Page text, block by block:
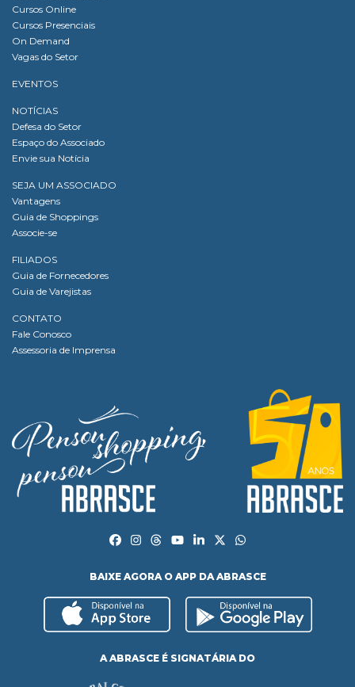
Cursos Online
Cursos Presenciais
On Demand
Vagas do Setor
EVENTOS
NOTÍCIAS
Defesa do Setor
Espaço do Associado
Envie sua Notícia
SEJA UM ASSOCIADO
Vantagens
Guia de Shoppings
Associe-se
FILIADOS
Guia de Fornecedores
Guia de Varejistas
CONTATO
Fale Conosco
Assessoria de Imprensa
BAIXE AGORA O APP DA ABRASCE
A ABRASCE É SIGNATÁRIA DO